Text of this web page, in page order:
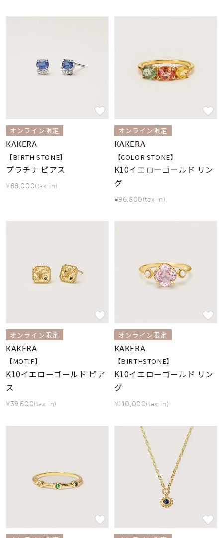
石の色
コレクション
レディース
リングサイズ
～
リングサイズ
オンライン限定
KAKERA
【BIRTH STONE】
プラチナ ピアス
¥88,000(tax in)
オンライン限定
KAKERA
【COLOR STONE】
K10イエローゴールド リン
グ
¥96,800(tax in)
オンライン限定
KAKERA
【MOTIF】
K10イエローゴールド ピア
ス
¥39,600(tax in)
オンライン限定
KAKERA
【BIRTHSTONE】
K10イエローゴールド リン
グ
¥110,000(tax in)